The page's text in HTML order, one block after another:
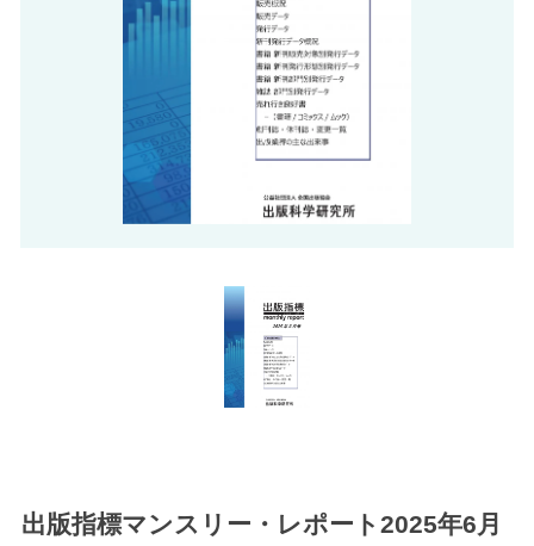
出版指標マンスリー・レポート2025年6月